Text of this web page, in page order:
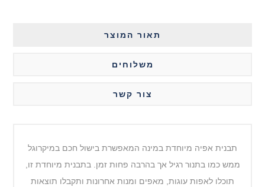
תאור המוצר
משלוחים
צור קשר
תבנית אפיה מיוחדת במינה המאפשרת בישול חכם במיקרוגל
ממש כמו בתנור רגיל אך בהרבה פחות זמן. בתבנית מיוחדת זו,
תוכלו לאפות עוגות, מאפים ומנות אחרונות ותקבלו תוצאות